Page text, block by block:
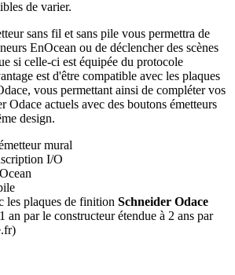
de varier.
sans fil et sans pile vous permettra de
EnOcean ou de déclencher des scènes
si celle-ci est équipée du protocole
est d'être compatible avec les plaques
vous permettant ainsi de compléter vos
Odace actuels avec des boutons émetteurs
design.
mural
I/O
les plaques de finition Schneider Odace
an par le constructeur étendue à 2 ans par